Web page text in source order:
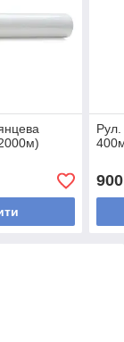
Рул.